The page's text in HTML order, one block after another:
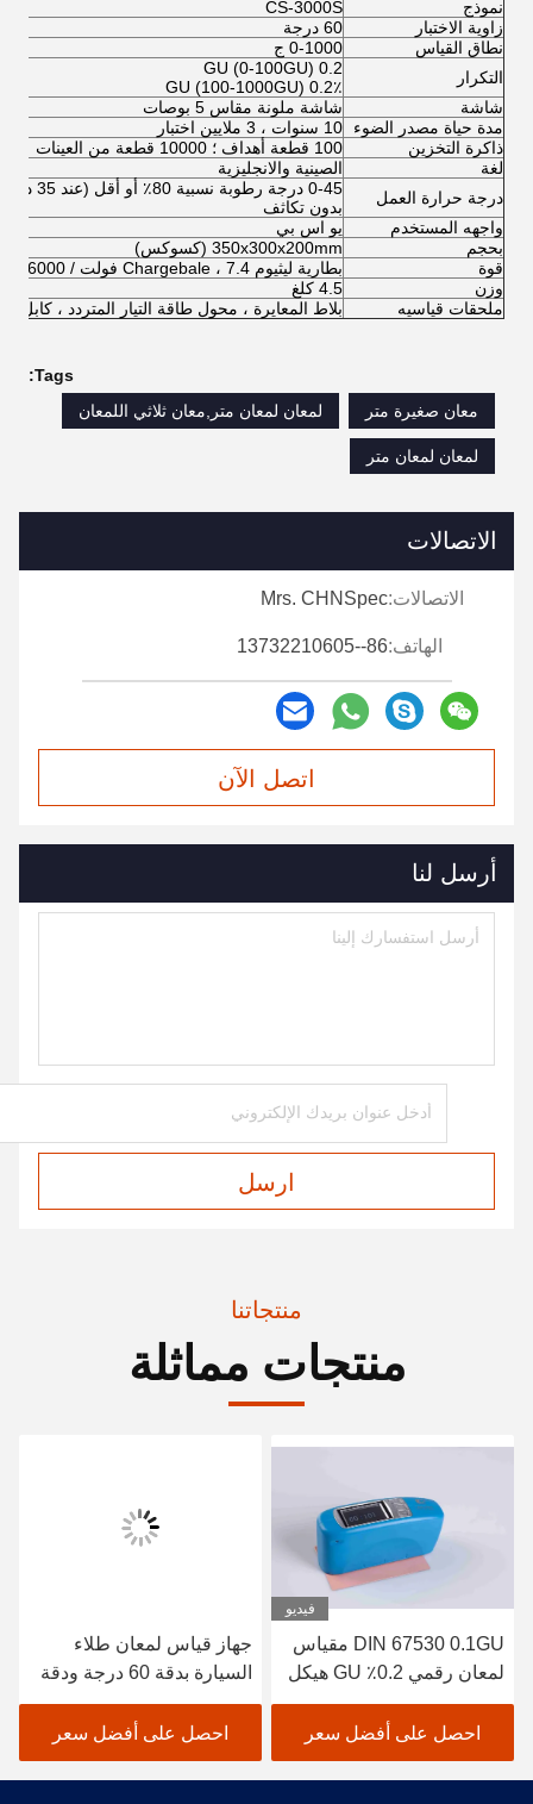
نموذج
CS-3000S
زاوية الاختبار
60 درجة
نطاق القياس
0-1000 ج
التكرار
0.2 GU (0-100GU)
0.2٪ GU (100-1000GU)
شاشة
شاشة ملونة مقاس 5 بوصات
مدة حياة مصدر الضوء
10 سنوات ، 3 ملايين اختبار
ذاكرة التخزين
100 قطعة أهداف ؛ 10000 قطعة من العينات
لغة
الصينية والانجليزية
درجة حرارة العمل
0-45 درجة رطوبة نسبية 80٪ أو أقل (عند 35 درجة مئوية)
بدون تكاثف
واجهه المستخدم
يو اس بي
بحجم
350x300x200mm (كسوكس)
قوة
بطارية ليثيوم Chargebale ، 7.4 فولت / 6000 مللي أمبير
وزن
4.5 كلغ
ملحقات قياسيه
بلاط المعايرة ، محول طاقة التيار المتردد ، كابل USB ، دليل التشغيل ، شهادة التحقق
Tags:
معان صغيرة متر
لمعان لمعان متر,معان ثلاثي اللمعان
لمعان لمعان متر
الاتصالات
الاتصالات:Mrs. CHNSpec
الهاتف:86--13732210605
اتصل الآن
أرسل لنا
ارسل
منتجاتنا
منتجات مماثلة
فيديو
DIN 67530 0.1GU مقياس
لمعان رقمي 0.2٪ GU هيكل
مضغوط للتكرار
احصل على أفضل سعر
جهاز قياس لمعان طلاء
السيارة بدقة 60 درجة ودقة
محمولة 1 شاشة GU
احصل على أفضل سعر